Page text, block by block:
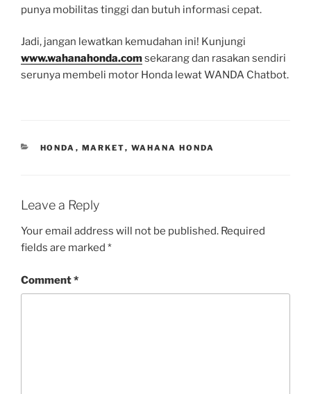
punya mobilitas tinggi dan butuh informasi cepat.
Jadi, jangan lewatkan kemudahan ini! Kunjungi
www.wahanahonda.comsekarang dan rasakan sendiri
serunya membeli motor Honda lewat WANDA Chatbot.
CATEGORIES
HONDA , MARKET, WAHANA HONDA
Leave a Reply
Your email address will not be published. Required
fields are marked *
Comment*